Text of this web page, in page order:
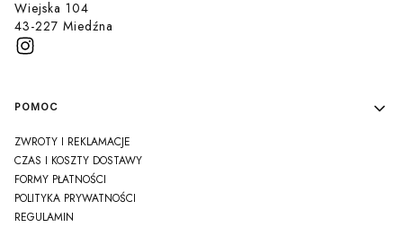
Wiejska 104
43-227 Miedźna
Linki w stopce
POMOC
ZWROTY I REKLAMACJE
CZAS I KOSZTY DOSTAWY
FORMY PŁATNOŚCI
POLITYKA PRYWATNOŚCI
REGULAMIN